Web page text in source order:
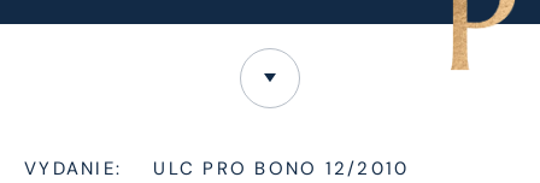
VYDANIE: ULC PRO BONO 12/2010